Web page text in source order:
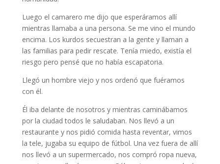
Luego el camarero me dijo que esperáramos allí
mientras llamaba a una persona. Se me vino el mundo
encima. Los kurdos secuestran a la gente y llaman a
las familias para pedir rescate. Tenía miedo, existía el
riesgo pero pensé que no había escapatoria.
Llegó un hombre viejo y nos ordenó que fuéramos
con él.
Él iba delante de nosotros y mientras caminábamos
por la ciudad todos le saludaban. Nos llevó a un
restaurante y nos pidió comida hasta reventar, vimos
la tele, jugaba su equipo de fútbol. Una vez fuera de allí
nos llevó a un supermercado, nos compró ropa nueva,